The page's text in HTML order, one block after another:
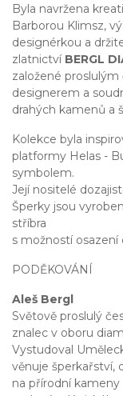
Byla navržena
Barborou Klimsz,
designérkou a
zlatnictví BERGL
založené
designerem a
drahých kamenů a
Kolekce byla
platformy Helas -
symbolem.
Její nositelé
Šperky jsou
stříbra
s možností
PODĚKOVÁNÍ
Aleš Bergl
Světově proslulý
znalec v oboru
Vystudoval
věnuje šperkařství,
na přírodní kameny